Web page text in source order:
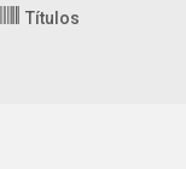
Títulos